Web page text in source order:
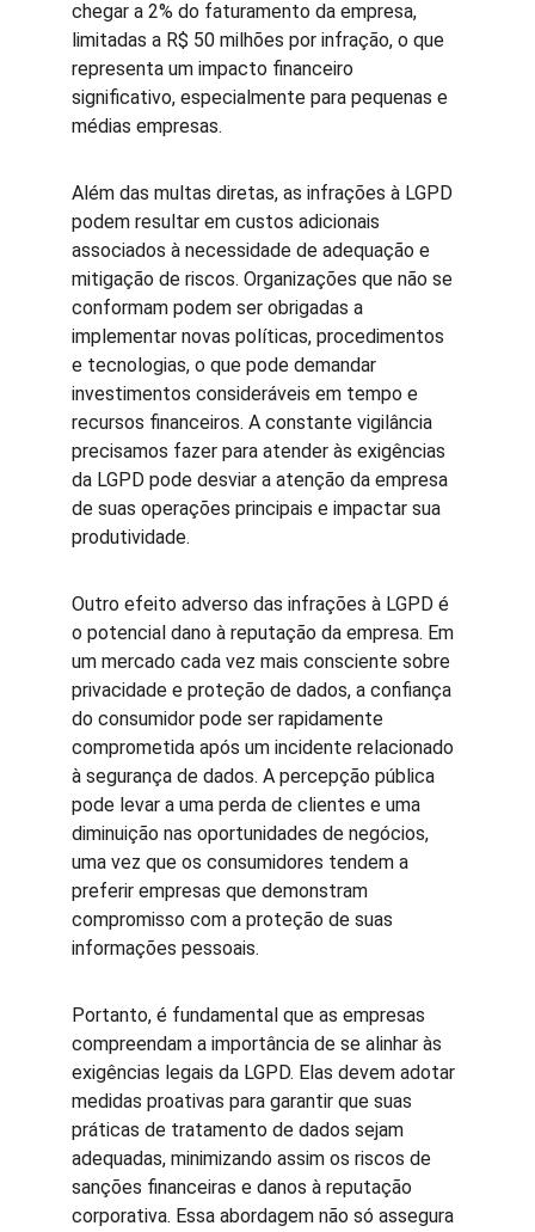
chegar a 2% do faturamento da empresa,
limitadas a R$ 50 milhões por infração, o que
representa um impacto financeiro
significativo, especialmente para pequenas e
médias empresas.
Além das multas diretas, as infrações à LGPD
podem resultar em custos adicionais
associados à necessidade de adequação e
mitigação de riscos. Organizações que não se
conformam podem ser obrigadas a
implementar novas políticas, procedimentos
e tecnologias, o que pode demandar
investimentos consideráveis em tempo e
recursos financeiros. A constante vigilância
precisamos fazer para atender às exigências
da LGPD pode desviar a atenção da empresa
de suas operações principais e impactar sua
produtividade.
Outro efeito adverso das infrações à LGPD é
o potencial dano à reputação da empresa. Em
um mercado cada vez mais consciente sobre
privacidade e proteção de dados, a confiança
do consumidor pode ser rapidamente
comprometida após um incidente relacionado
à segurança de dados. A percepção pública
pode levar a uma perda de clientes e uma
diminuição nas oportunidades de negócios,
uma vez que os consumidores tendem a
preferir empresas que demonstram
compromisso com a proteção de suas
informações pessoais.
Portanto, é fundamental que as empresas
compreendam a importância de se alinhar às
exigências legais da LGPD. Elas devem adotar
medidas proativas para garantir que suas
práticas de tratamento de dados sejam
adequadas, minimizando assim os riscos de
sanções financeiras e danos à reputação
corporativa. Essa abordagem não só assegura